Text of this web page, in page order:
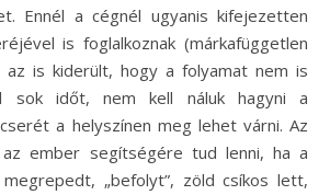
Ennél a cégnél ugyanis kifejezetten
is foglalkoznak (márkafüggetlen
az is kiderült, hogy a folyamat nem is
sok időt, nem kell náluk hagyni a
a helyszínen meg lehet várni. Az
az ember segítségére tud lenni, ha a
„befolyt”, zöld csíkos lett,